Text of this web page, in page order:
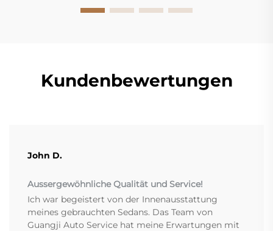
Kundenbewertungen
John D.
Aussergewöhnliche Qualität und Service!
Ich war begeistert von der Innenausstattung
meines gebrauchten Sedans. Das Team von
Guangji Auto Service hat meine Erwartungen mit